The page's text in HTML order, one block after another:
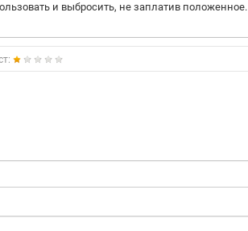
и выбросить, не заплатив положенное.